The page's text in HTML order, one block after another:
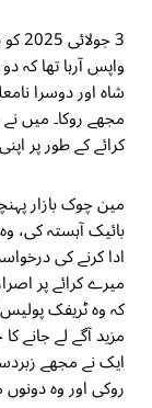
3
واپس آرہا تھا کہ
شاہ اور دوسرا
مجھے روکا۔ میں
کرائے کے طور پر
مین چوک بازار
بائیک آہستہ کی،
ادا کرنے کی
میرے کرائے پر
کہ وہ ٹریفک پولیس
مزید آگے لے جانے
ایک نے مجھے
روکی اور وہ